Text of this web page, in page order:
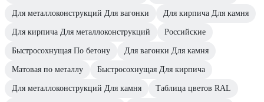
Для металлоконструкций Для вагонки Для кирпича Для камня
Для кирпича Для металлоконструкций Российские
Быстросохнущая По бетону Для вагонки Для камня
Матовая по металлу Быстросохнущая Для кирпича
Для металлоконструкций Для камня Таблица цветов RAL